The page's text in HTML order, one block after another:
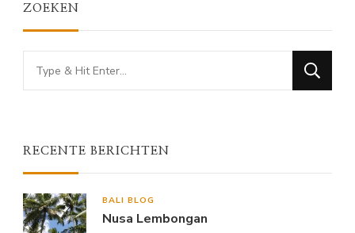
ZOEKEN
Looking
for
RECENTE BERICHTEN
BALI BLOG
Nusa Lembongan